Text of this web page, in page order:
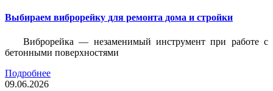
Выбираем виброрейку для ремонта дома и стройки
Виброрейка — незаменимый инструмент при работе с
бетонными поверхностями
Подробнее
09.06.2026